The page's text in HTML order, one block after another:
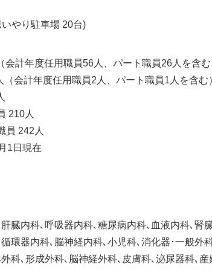
やり駐車場 20台)
会計年度任用職員56人、パート職員26人を含
（会計年度任用職員2人、パート職員1人を含む
210人
員 242人
1日現在
臓内科､呼吸器内科､糖尿病内科､血液内科､腎
環器内科､脳神経内科､小児科､消化器･一般外
科､形成外科､脳神経外科､皮膚科､泌尿器科､